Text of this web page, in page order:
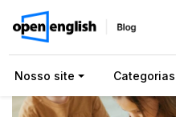
Nosso site Categorias